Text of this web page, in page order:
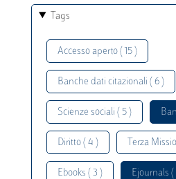
Tags
Accesso aperto ( 15 )
Banche dati citazionali ( 6 )
Scienze sociali ( 5 )
Diritto ( 4 ) Terza
Ebooks ( 3 ) Ejournals (